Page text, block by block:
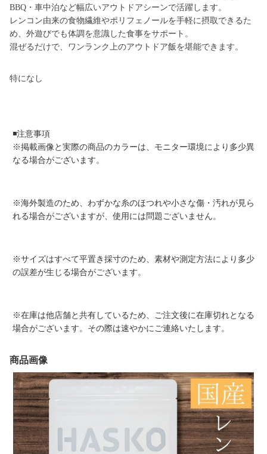
BBQ・車中泊など幅広いアウトドアシーンで活躍します。
レンコン由来の食物繊維やポリフェノールを手軽に摂取できるた
め、外遊びでも体調を意識した食事をサポート。
混ぜるだけで、ワンランク上のアウトドア飯を堪能できます。
特になし
◾️注意事項
※掲載画像と実際の商品のカラーは、モニター環境により多少異
なる場合がございます。
※海外製造のため、わずかな糸のほつれや小さな傷・汚れが見ら
れる場合がございますが、使用には問題ございません。
※サイズはすべて平置き採寸のため、素材や測定方法により多少
の誤差が生じる場合がございます。
※在庫は他店舗と共有しているため、ご注文後に在庫切れとなる
場合がございます。その際は速やかにご連絡いたします。
商品画像